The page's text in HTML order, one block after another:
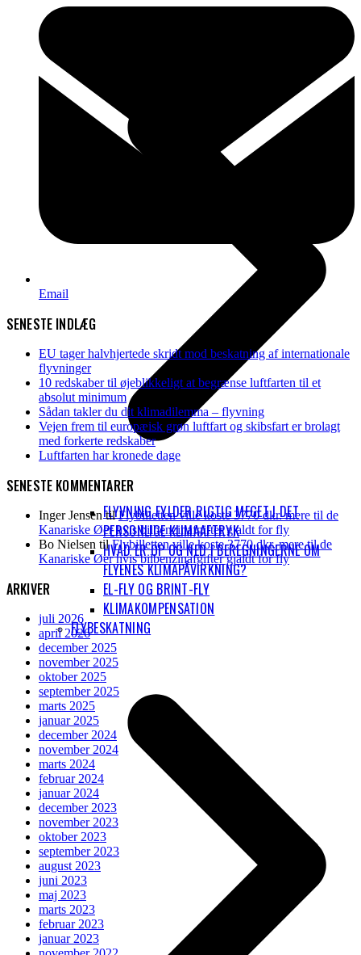
FLYVNING FYLDER RIGTIG MEGET I DET
PERSONLIGE KLIMAAFTRYK
HVAD ER OP OG NED I BEREGNINGERNE OM
FLYENES KLIMAPÅVIRKNING?
EL-FLY OG BRINT-FLY
KLIMAKOMPENSATION
FLYBESKATNING
Email
SENESTE INDLÆG
EU tager halvhjertede skridt mod beskatning af internationale
flyvninger
10 redskaber til øjeblikkeligt at begrænse luftfarten til et
absolut minimum
Sådan takler du dit klimadilemma – flyvning
Vejen frem til europæisk grøn luftfart og skibsfart er brolagt
med forkerte redskaber
Luftfarten har kronede dage
SENESTE KOMMENTARER
Inger JensentilFlybilletten ville koste 3770 dkr. mere til de
Kanariske Øer hvis bilbenzinafgifter gjaldt for fly
Bo Nielsen tilFlybilletten ville koste 3770 dkr. mere til de
Kanariske Øer hvis bilbenzinafgifter gjaldt for fly
ARKIVER
juli 2026
april 2026
december 2025
november 2025
oktober 2025
september 2025
marts 2025
januar 2025
december 2024
november 2024
marts 2024
februar 2024
januar 2024
december 2023
november 2023
oktober 2023
september 2023
august 2023
juni 2023
maj 2023
marts 2023
februar 2023
januar 2023